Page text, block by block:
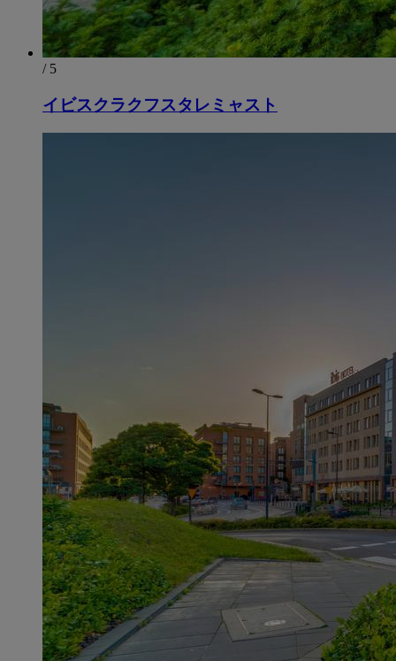
/ 5
イビスクラクフスタレミャスト